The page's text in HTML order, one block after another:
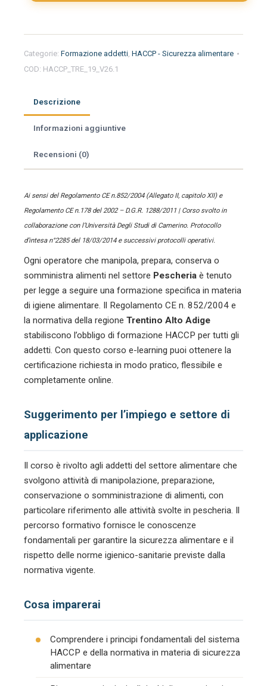
alimentare
regione
Trentino
Adige
-
Pescheria
Categorie: Formazione addetti, HACCP - Sicurezza alimentare
COD: HACCP_TRE_19_V26.1
Descrizione
Informazioni aggiuntive
Recensioni (0)
Ai sensi del Regolamento CE n.852/2004 (Allegato II, capitolo XII) e
Regolamento CE n.178 del 2002 – D.G.R. 1288/2011 | Corso svolto in
collaborazione con l’Università Degli Studi di Camerino. Protocollo
d’intesa n°2285 del 18/03/2014 e successivi protocolli operativi.
Ogni operatore che manipola, prepara, conserva o
somministra alimenti nel settore Pescheria è tenuto
per legge a seguire una formazione specifica in materia
di igiene alimentare. Il Regolamento CE n. 852/2004 e
la normativa della regione Trentino Alto Adige
stabiliscono l’obbligo di formazione HACCP per tutti gli
addetti. Con questo corso e-learning puoi ottenere la
certificazione richiesta in modo pratico, flessibile e
completamente online.
Suggerimento per l’impiego e settore di
applicazione
Il corso è rivolto agli addetti del settore alimentare che
svolgono attività di manipolazione, preparazione,
conservazione o somministrazione di alimenti, con
particolare riferimento alle attività svolte in pescheria. Il
percorso formativo fornisce le conoscenze
fondamentali per garantire la sicurezza alimentare e il
rispetto delle norme igienico-sanitarie previste dalla
normativa vigente.
Cosa imparerai
Comprendere i principi fondamentali del sistema
HACCP e della normativa in materia di sicurezza
alimentare